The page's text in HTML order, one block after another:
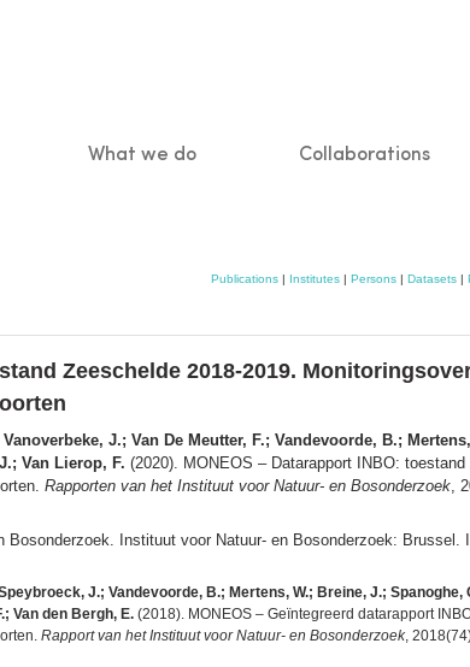
What we do Collaborations
Publications | Institutes | Persons | Datasets |
Zeeschelde 2018-2019.
J.; Van De Meutter, F.; Vandevoorde, B.;
Van Lierop, F. (2020). MONEOS – Datarapport INBO:
Rapporten van het Instituut voor Natuur- en Bosonderzoek ,
Bosonderzoek. Instituut voor Natuur- en Bosonderzoek: Brussel.
J.; Vandevoorde, B.; Mertens, W.; Breine, J.;
Van den Bergh, E. (2018). MONEOS – Geïntegreerd datarapport
Rapport van het Instituut voor Natuur- en Bosonderzoek,